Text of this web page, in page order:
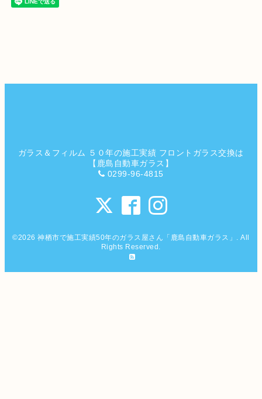
ガラス＆フィルム ５０年の施工実績 フロントガラス交換は
【鹿島自動車ガラス】
0299-96-4815
©2026神栖市で施工実績50年のガラス屋さん「鹿島自動車ガラス」 . All
Rights Reserved.